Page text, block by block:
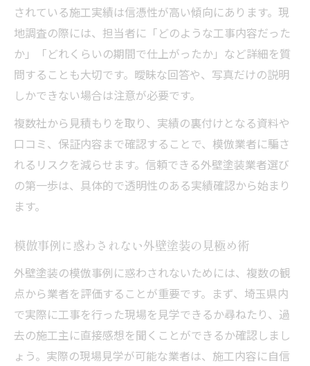
されている施工実績は信憑性が高い傾向にあります。現
地調査の際には、担当者に「どのような工事内容だった
か」「どれくらいの期間で仕上がったか」など詳細を質
問することも大切です。曖昧な回答や、写真だけの説明
しかできない場合は注意が必要です。
複数社から見積もりを取り、実績の裏付けとなる資料や
口コミ、保証内容まで確認することで、模倣業者に騙さ
れるリスクを減らせます。信頼できる外壁塗装業者選び
の第一歩は、具体的で透明性のある実績確認から始まり
ます。
模倣事例に惑わされない外壁塗装の見極め術
外壁塗装の模倣事例に惑わされないためには、複数の観
点から業者を評価することが重要です。まず、埼玉県内
で実際に工事を行った現場を見学できるか尋ねたり、過
去の施工主に直接感想を聞くことができるか確認しまし
ょう。実際の現場見学が可能な業者は、施工内容に自信